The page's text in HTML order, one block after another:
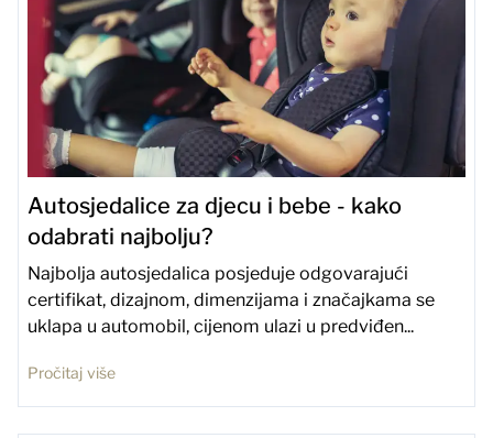
Autosjedalice za djecu i bebe - kako
odabrati najbolju?
Najbolja autosjedalica posjeduje odgovarajući
certifikat, dizajnom, dimenzijama i značajkama se
uklapa u automobil, cijenom ulazi u predviđen...
Pročitaj više